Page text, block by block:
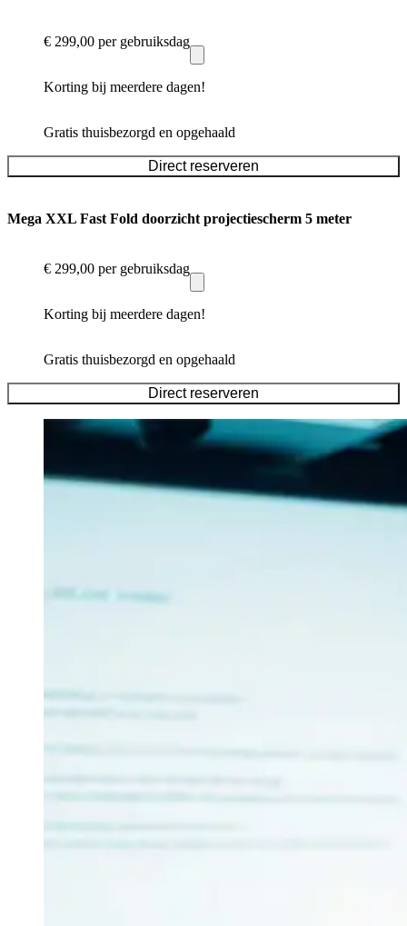
€ 299,00 per gebruiksdag
Korting bij meerdere dagen!
Gratis thuisbezorgd en opgehaald
Direct reserveren
Mega XXL Fast Fold doorzicht projectiescherm 5 meter
€ 299,00 per gebruiksdag
Korting bij meerdere dagen!
Gratis thuisbezorgd en opgehaald
Direct reserveren